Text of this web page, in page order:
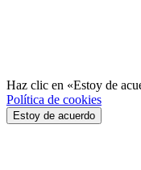
Haz clic en «Estoy de
Política de cookies
Estoy de acuerdo